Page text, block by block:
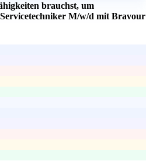
brauchst, um
M/w/d mit Bravour